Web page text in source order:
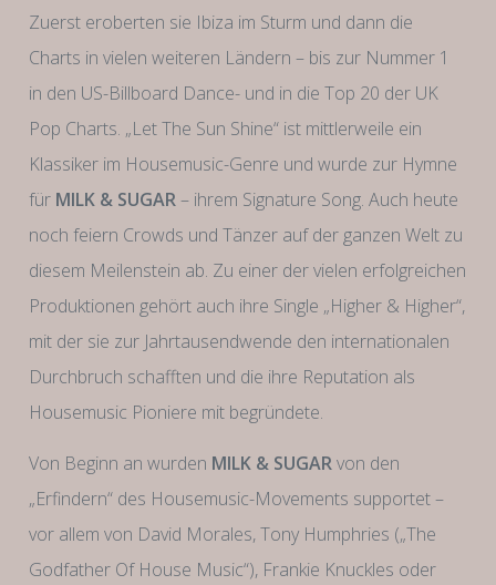
Zuerst eroberten sie Ibiza im Sturm und dann die
Charts in vielen weiteren Ländern – bis zur Nummer 1
in den US-Billboard Dance- und in die Top 20 der UK
Pop Charts. „Let The Sun Shine“ ist mittlerweile ein
Klassiker im Housemusic-Genre und wurde zur Hymne
für MILK & SUGAR– ihrem Signature Song. Auch heute
noch feiern Crowds und Tänzer auf der ganzen Welt zu
diesem Meilenstein ab. Zu einer der vielen erfolgreichen
Produktionen gehört auch ihre Single „Higher & Higher“,
mit der sie zur Jahrtausendwende den internationalen
Durchbruch schafften und die ihre Reputation als
Housemusic Pioniere mit begründete.
Von Beginn an wurden MILK & SUGARvon den
„Erfindern“ des Housemusic-Movements supportet –
vor allem von David Morales, Tony Humphries („The
Godfather Of House Music“), Frankie Knuckles oder